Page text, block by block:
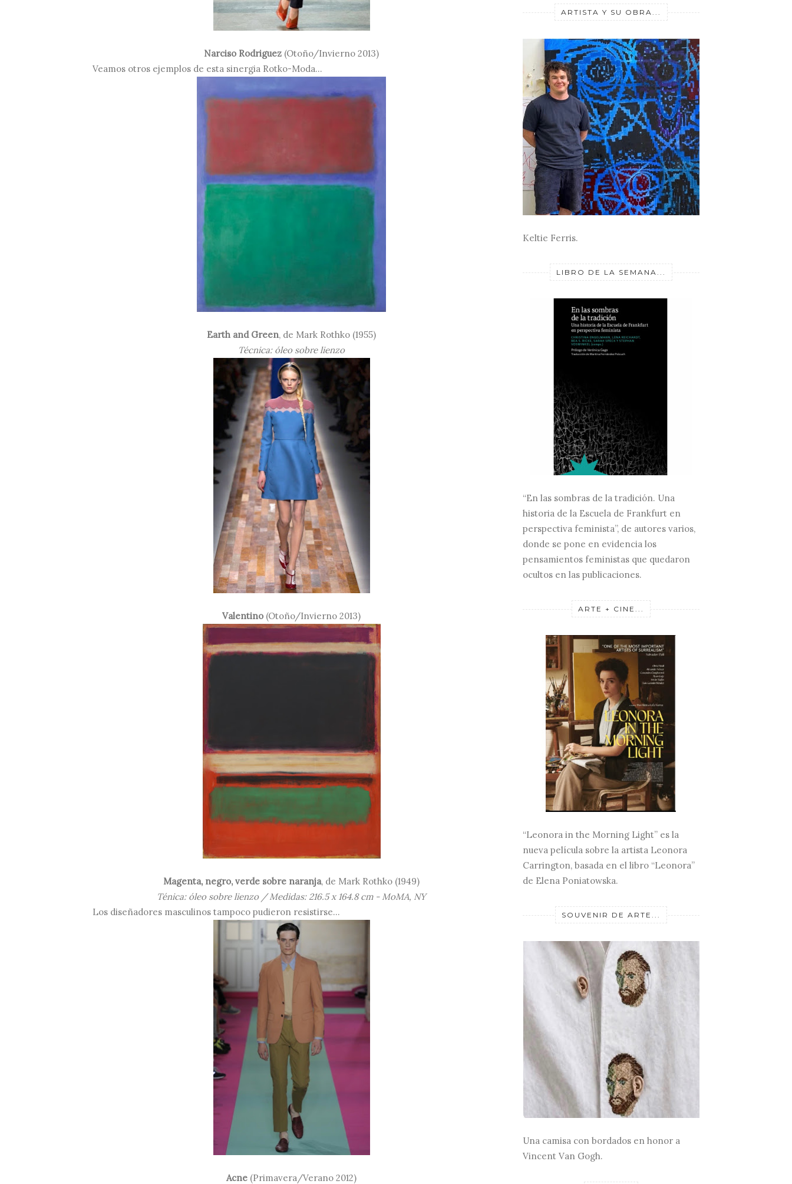
Narciso Rodriguez (Otoño/Invierno 2013)
Veamos otros ejemplos de esta sinergia Rotko-Moda...
Earth and Green, de Mark Rothko (1955)
Técnica: óleo sobre lienzo
Valentino (Otoño/Invierno 2013)
Magenta, negro, verde sobre naranja, de Mark Rothko (1949)
Ténica: óleo sobre lienzo / Medidas: 216.5 x 164.8 cm - MoMA, NY
Los diseñadores masculinos tampoco pudieron resistirse...
Acne (Primavera/Verano 2012)
ARTISTA Y SU OBRA...
Keltie Ferris.
LIBRO DE LA SEMANA...
“En las sombras de la tradición. Una
historia de la Escuela de Frankfurt en
perspectiva feminista”, de autores varios,
donde se pone en evidencia los
pensamientos feministas que quedaron
ocultos en las publicaciones.
ARTE + CINE...
“Leonora in the Morning Light” es la
nueva película sobre la artista Leonora
Carrington, basada en el libro “Leonora”
de Elena Poniatowska.
SOUVENIR DE ARTE...
Una camisa con bordados en honor a
Vincent Van Gogh.